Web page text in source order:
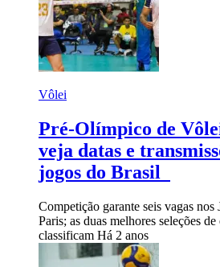
Vôlei
Pré-Olímpico de
veja datas e
jogos do Brasil
Competição garante seis vagas
Paris; as duas melhores seleções
classificam Há 2 anos